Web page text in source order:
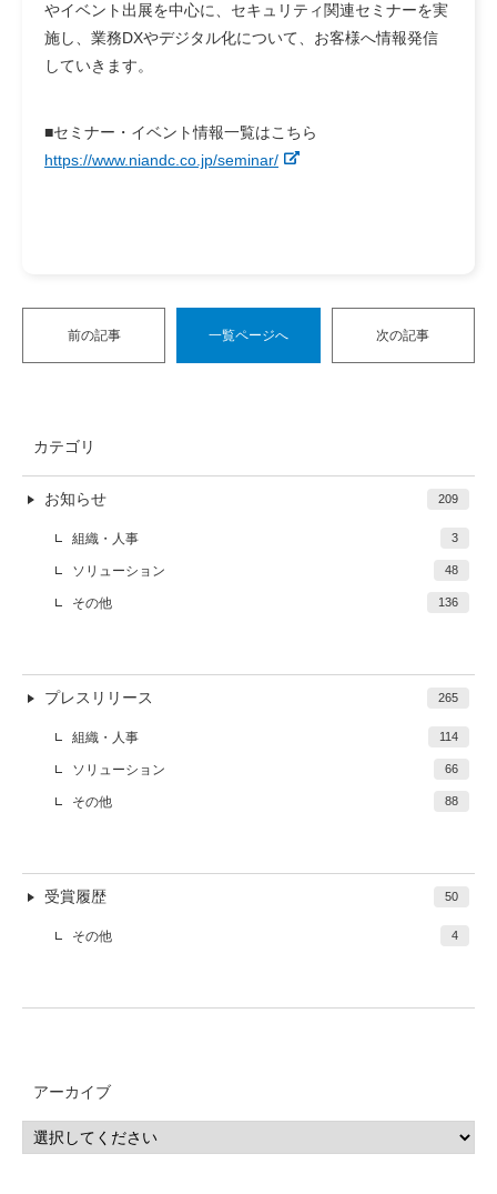
やイベント出展を中心に、セキュリティ関連セミナーを実
施し、業務DXやデジタル化について、お客様へ情報発信
していきます。
■セミナー・イベント情報一覧はこちら
https://www.niandc.co.jp/seminar/
前の記事 一覧ページへ 次の記事
カテゴリ
お知らせ 209
組織・人事 3
ソリューション 48
その他 136
プレスリリース 265
組織・人事 114
ソリューション 66
その他 88
受賞履歴 50
その他 4
アーカイブ